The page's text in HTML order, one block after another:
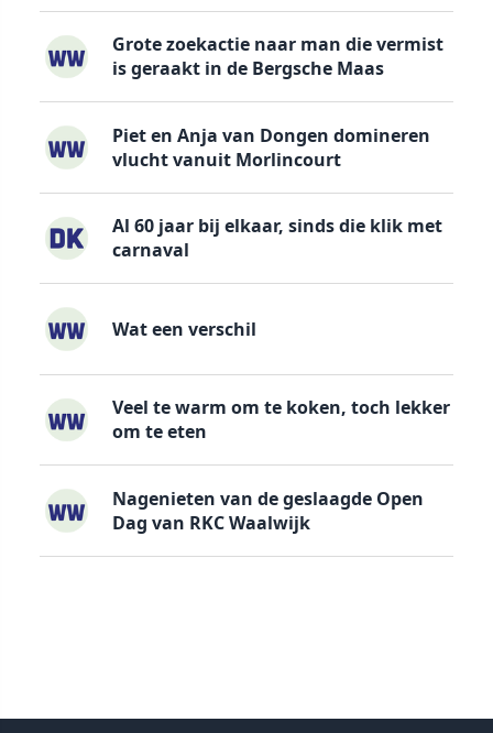
Grote zoekactie naar man die vermist
is geraakt in de Bergsche Maas
Piet en Anja van Dongen domineren
vlucht vanuit Morlincourt
Al 60 jaar bij elkaar, sinds die klik met
carnaval
Wat een verschil
Veel te warm om te koken, toch lekker
om te eten
Nagenieten van de geslaagde Open
Dag van RKC Waalwijk